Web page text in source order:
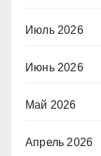
Июль 2026
Июнь 2026
Май 2026
Апрель 2026